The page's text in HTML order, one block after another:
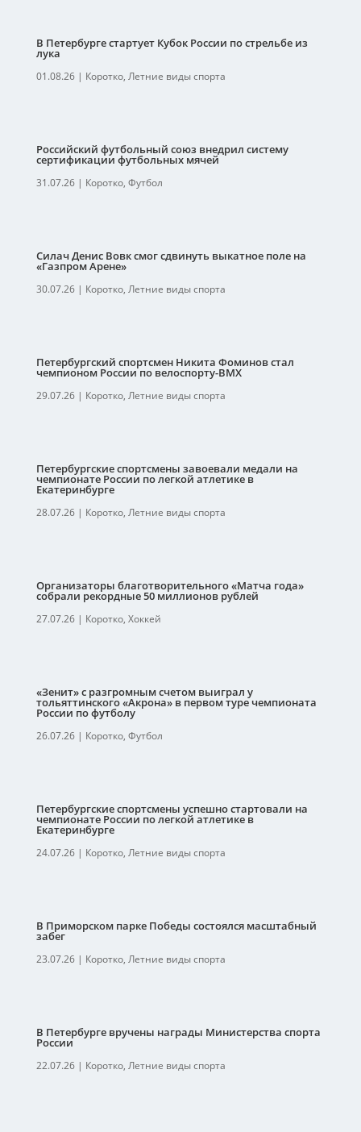
В Петербурге стартует Кубок России по стрельбе из
лука
01.08.26| Коротко, Летние виды спорта
Российский футбольный союз внедрил систему
сертификации футбольных мячей
31.07.26| Коротко, Футбол
Силач Денис Вовк смог сдвинуть выкатное поле на
«Газпром Арене»
30.07.26| Коротко, Летние виды спорта
Петербургский спортсмен Никита Фоминов стал
чемпионом России по велоспорту-ВМХ
29.07.26| Коротко, Летние виды спорта
Петербургские спортсмены завоевали медали на
чемпионате России по легкой атлетике в
Екатеринбурге
28.07.26| Коротко, Летние виды спорта
Организаторы благотворительного «Матча года»
собрали рекордные 50 миллионов рублей
27.07.26| Коротко, Хоккей
«Зенит» с разгромным счетом выиграл у
тольяттинского «Акрона» в первом туре чемпионата
России по футболу
26.07.26| Коротко, Футбол
Петербургские спортсмены успешно стартовали на
чемпионате России по легкой атлетике в
Екатеринбурге
24.07.26| Коротко, Летние виды спорта
В Приморском парке Победы состоялся масштабный
забег
23.07.26| Коротко, Летние виды спорта
В Петербурге вручены награды Министерства спорта
России
22.07.26| Коротко, Летние виды спорта